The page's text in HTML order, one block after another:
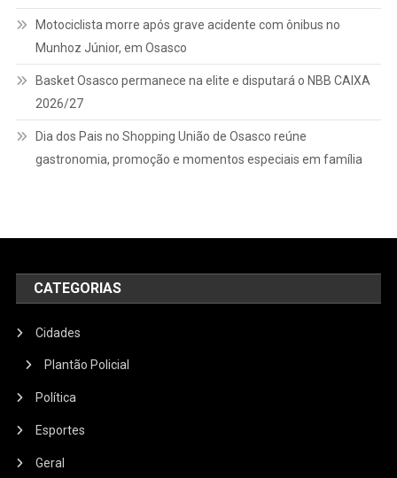
Motociclista morre após grave acidente com ônibus no
Munhoz Júnior, em Osasco
Basket Osasco permanece na elite e disputará o NBB CAIXA
2026/27
Dia dos Pais no Shopping União de Osasco reúne
gastronomia, promoção e momentos especiais em família
CATEGORIAS
Cidades
Plantão Policial
Política
Esportes
Geral